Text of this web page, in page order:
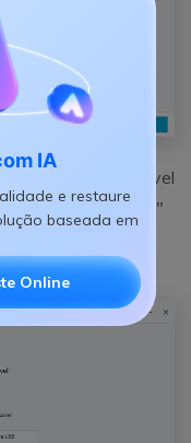
IA
e restaure
baseada em
Online
uma mídia inicializável
no botão "Criar"